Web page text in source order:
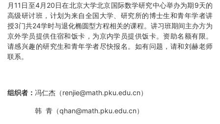
月11日至4月20日在北京大学北京国际数学研究中心举办为期9天的
高级研讨班，计划为来自全国大学、研究所的博士生和青年学者讲
授3门共24学时与退化椭圆型方程相关的课程。讲习班期间主办方为
京外学员提供住宿和饭卡，为京内学员提供饭卡。资助名额有限。
请感兴趣的研究生和青年学者尽快报名。如有问题，请和刘赫老师
联系。
组织者： 冯仁杰（renjie@math.pku.edu.cn）
韩 青（qhan@math.pku.edu.cn）